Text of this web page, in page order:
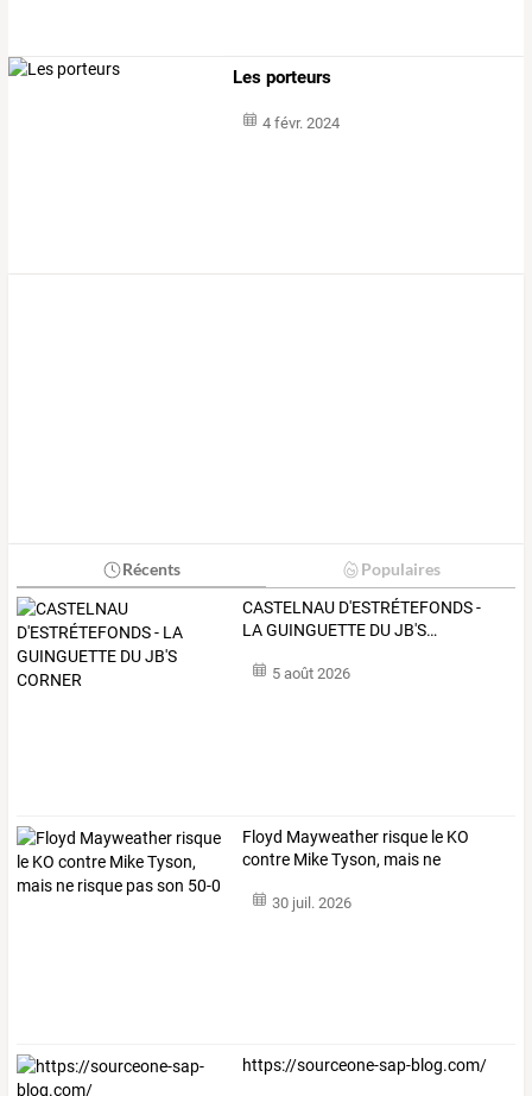
Les porteurs
4 févr. 2024
Récents Populaires
CASTELNAU D'ESTRÉTEFONDS-
LAGUINGUETTE DUJB'S…
5 août 2026
Floyd Mayweather risque le KO
contre MikeTyson, mais ne
30 juil. 2026
https://sourceone-sap-blog.com/